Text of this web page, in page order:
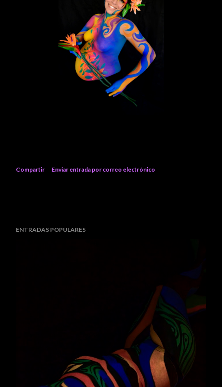
Compartir Enviar entrada por correo electrónico
ENTRADAS POPULARES